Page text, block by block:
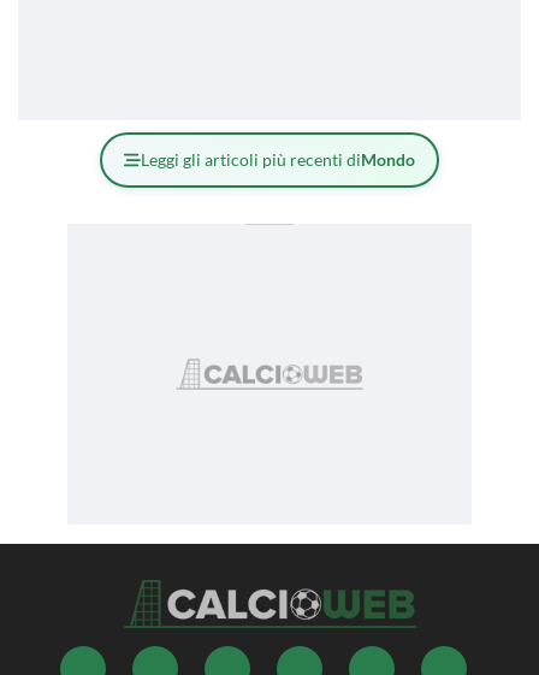
Leggi gli articoli più recenti diMondo